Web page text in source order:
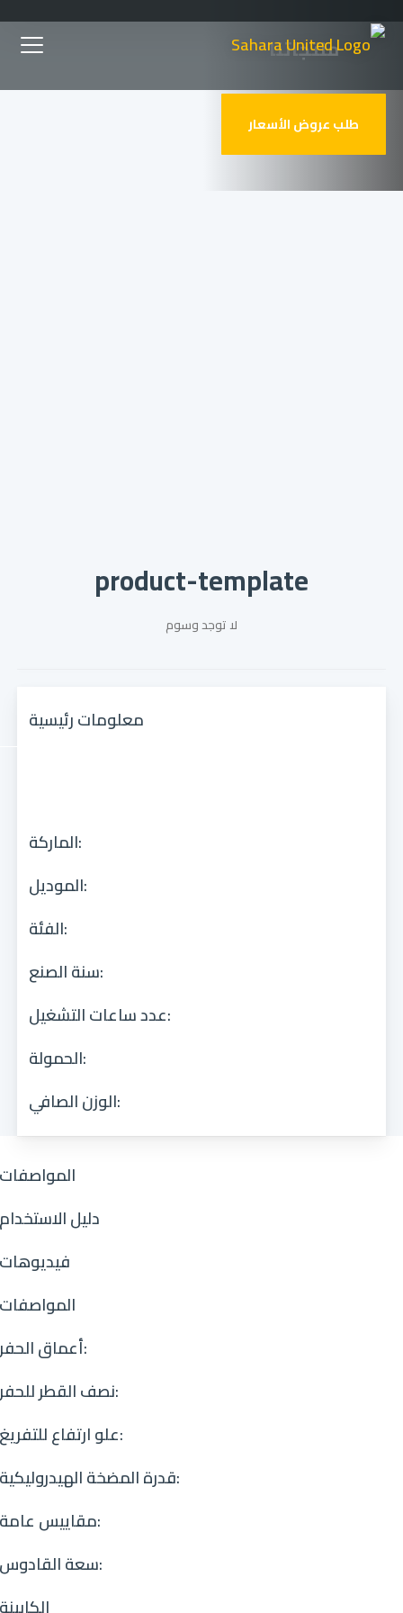
Skip
content
منتجاتنا
طلب عروض الأسعار
product-template
لا توجد وسوم
معلومات رئيسية
الماركة:
الموديل:
الفئة:
سنة الصنع:
عدد ساعات التشغيل:
الحمولة:
الوزن الصافي:
المواصفات
دليل الاستخدام
فيديوهات
المواصفات
أعماق الحفر:
نصف القطر للحفر:
علو ارتفاع للتفريغ:
قدرة المضخة الهيدروليكية:
مقاييس عامة:
سعة القادوس:
الكابينة